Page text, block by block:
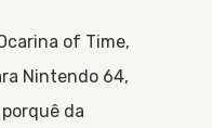
of Time,
Nintendo 64,
da